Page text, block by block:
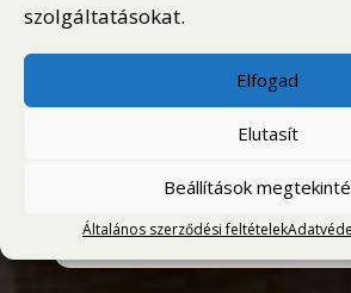
szolgáltatásokat.
Elfogad
Elutasít
Beállítások
Általános szerződési feltételek
IDŐJÁRÁS –
Időjárás nem elérhető